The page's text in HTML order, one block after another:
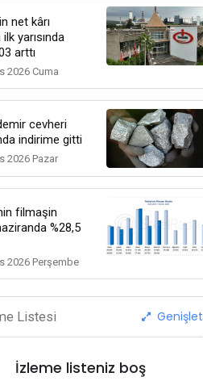
net kârı
yarısında
arttı
2026 Cuma
cevheri
indirime gitti
2026 Pazar
filmaşin
%28,5
2026 Perşembe
Listesi Genişlet
İzleme listeniz boş